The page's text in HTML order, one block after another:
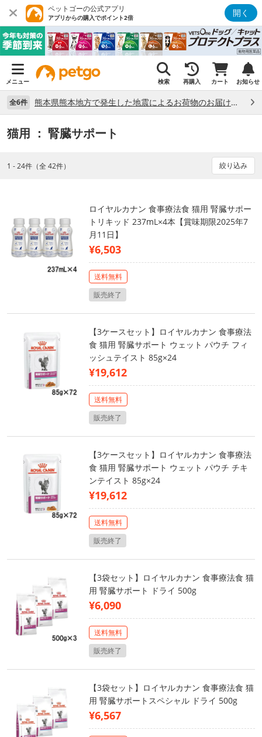
ペットゴーの公式アプリ
アプリからの購入でポイント2倍 開く
メニュー 検索 再購入 カート お知らせ
全6件 熊本県熊本地方で発生した地震によるお荷物のお届け状況について （7/28）
猫用 ： 腎臓サポート
1 - 24件（全 42件） 絞り込み
ロイヤルカナン 食事療法食 猫用 腎臓サポー
トリキッド 237mL×4本【賞味期限2025年7
月11日】
¥6,503
送料無料
販売終了
【3ケースセット】ロイヤルカナン 食事療法
食 猫用 腎臓サポート ウェット パウチ フィ
ッシュテイスト 85g×24
¥19,612
送料無料
販売終了
【3ケースセット】ロイヤルカナン 食事療法
食 猫用 腎臓サポート ウェット パウチ チキ
ンテイスト 85g×24
¥19,612
送料無料
販売終了
【3袋セット】ロイヤルカナン 食事療法食 猫
用 腎臓サポート ドライ 500g
¥6,090
送料無料
販売終了
【3袋セット】ロイヤルカナン 食事療法食 猫
用 腎臓サポートスペシャル ドライ 500g
¥6,567